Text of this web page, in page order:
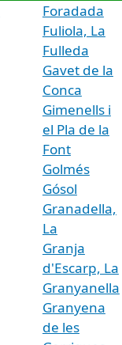
Foradada
Fuliola, La
Fulleda
Gavet de la
Conca
Gimenells i
el Pla de la
Font
Golmés
Gósol
Granadella,
La
Granja
d'Escarp, La
Granyanella
Granyena
de les